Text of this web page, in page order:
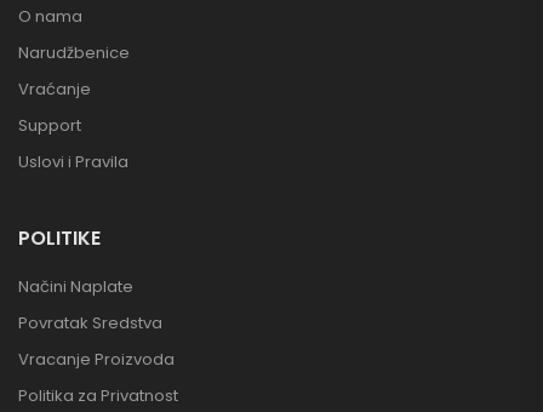
O nama
Narudžbenice
Vraćanje
Support
Uslovi i Pravila
POLITIKE
Načini Naplate
Povratak Sredstva
Vracanje Proizvoda
Politika za Privatnost